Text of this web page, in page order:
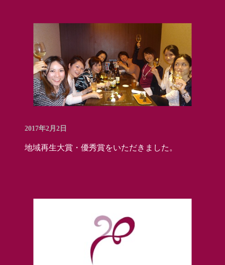
2017年2月2日
地域再生大賞・優秀賞をいただきました。